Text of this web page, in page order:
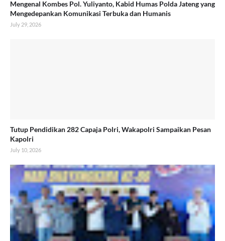
Mengenal Kombes Pol. Yuliyanto, Kabid Humas Polda Jateng yang
Mengedepankan Komunikasi Terbuka dan Humanis
July 29, 2026
Tutup Pendidikan 282 Capaja Polri, Wakapolri Sampaikan Pesan
Kapolri
July 10, 2026